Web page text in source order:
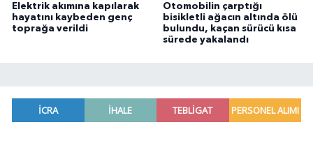
Elektrik akımına kapılarak
hayatını kaybeden genç
toprağa verildi
Otomobilin çarptığı
bisikletli ağacın altında ölü
bulundu, kaçan sürücü kısa
sürede yakalandı